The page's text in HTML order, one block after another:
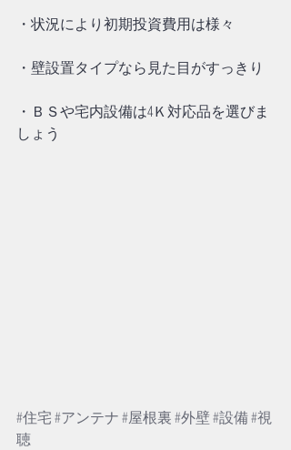
・状況により初期投資費用は様々
・壁設置タイプなら見た目がすっきり
・ＢＳや宅内設備は4Ｋ対応品を選びま
しょう
#住宅#アンテナ#屋根裏#外壁#設備#視
聴